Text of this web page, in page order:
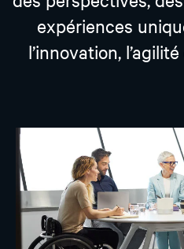
expériences
l’innovation,